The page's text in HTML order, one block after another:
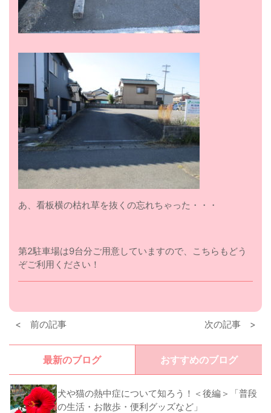
あ、看板横の枯れ草を抜くの忘れちゃった・・・
第2駐車場は9台分ご用意していますので、こちらもどう
ぞご利用ください！
< 前の記事 次の記事 >
最新のブログ おすすめのブログ
犬や猫の熱中症について知ろう！＜後編＞「普段
の生活・お散歩・便利グッズなど」